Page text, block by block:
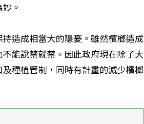
。
造成相當大的隱憂。雖然檳榔造成
能說禁就禁。因此政府現在除了大
種植管制，同時有計畫的減少檳榔